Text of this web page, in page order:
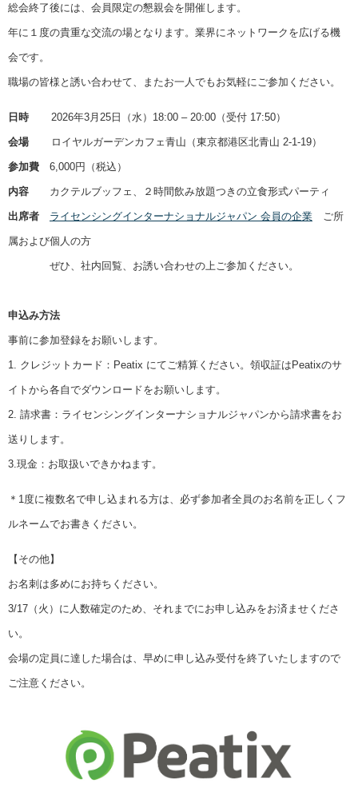
総会終了後には、会員限定の懇親会を開催します。
年に１度の貴重な交流の場となります。業界にネットワークを広げる機
会です。
職場の皆様と誘い合わせて、またお一人でもお気軽にご参加ください。
日時 2026年3月25日（水）18:00 – 20:00（受付 17:50）
会場 ロイヤルガーデンカフェ青山（東京都港区北青山 2-1-19）
参加費 6,000円（税込）
内容 カクテルブッフェ、２時間飲み放題つきの立食形式パーティ
出席者 ライセンシングインターナショナルジャパン 会員の企業 ご所
属および個人の方
ぜひ、社内回覧、お誘い合わせの上ご参加ください。
申込み方法
事前に参加登録をお願いします。
1. クレジットカード：Peatix にてご精算ください。領収証はPeatixのサ
イトから各自でダウンロードをお願いします。
2. 請求書：ライセンシングインターナショナルジャパンから請求書をお
送りします。
3.現金：お取扱いできかねます。
＊1度に複数名で申し込まれる方は、必ず参加者全員のお名前を正しくフ
ルネームでお書きください。
【その他】
お名刺は多めにお持ちください。
3/17（火）に人数確定のため、それまでにお申し込みをお済ませくださ
い。
会場の定員に達した場合は、早めに申し込み受付を終了いたしますので
ご注意ください。